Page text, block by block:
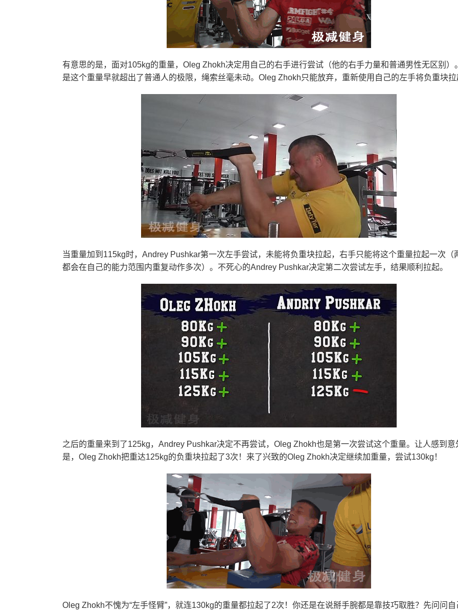
有意思的是，面对105kg的重量，Oleg Zhokh决定用自己的右手进行尝试（他的右手力量和普通男性无区别）
是这个重量早就超出了普通人的极限，绳索丝毫未动。Oleg Zhokh只能放弃，重新使用自己的左手将负重块
当重量加到115kg时，Andrey Pushkar第一次左手尝试，未能将负重块拉起，右手只能将这个重量拉起一次（
都会在自己的能力范围内重复动作多次）。不死心的Andrey Pushkar决定第二次尝试左手，结果顺利拉起。
之后的重量来到了125kg，Andrey Pushkar决定不再尝试，Oleg Zhokh也是第一次尝试这个重量。让人感到意
是，Oleg Zhokh把重达125kg的负重块拉起了3次！来了兴致的Oleg Zhokh决定继续加重量，尝试130kg！
Oleg Zhokh不愧为“左手怪臂”，就连130kg的重量都拉起了2次！你还是在说掰手腕都是靠技巧取胜？先问问自